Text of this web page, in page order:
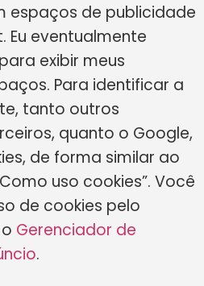
espaços de publicidade
Eu eventualmente
exibir meus
Para identificar a
tanto outros
quanto o Google,
de forma similar ao
uso cookies”. Você
de cookies pelo
Gerenciador de
.